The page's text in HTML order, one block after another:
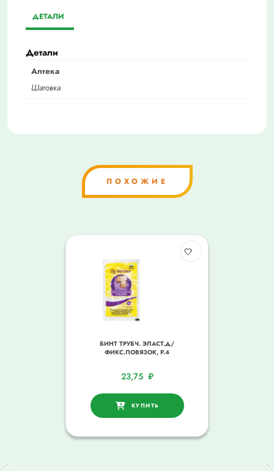
ДЕТАЛИ
Детали
Аптека
Шатовка
ПОХОЖИЕ
БИНТ ТРУБЧ. ЭЛАСТ.Д/
ФИКС.ПОВЯЗОК, Р.4
23,75 ₽
КУПИТЬ